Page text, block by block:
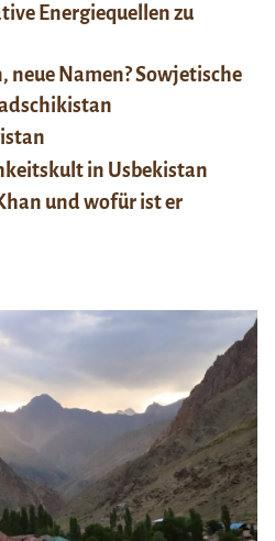
Energiequellen zu
neue Namen? Sowjetische
in Usbekistan
und wofür ist er